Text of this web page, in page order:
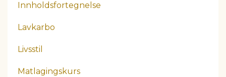
Innholdsfortegnelse
Lavkarbo
Livsstil
Matlagingskurs